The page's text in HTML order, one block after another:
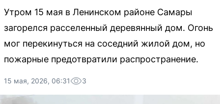
Утром 15 мая в Ленинском районе Самары
загорелся расселенный деревянный дом. Огонь
мог перекинуться на соседний жилой дом, но
пожарные предотвратили распространение.
15 мая, 2026, 06:31 3